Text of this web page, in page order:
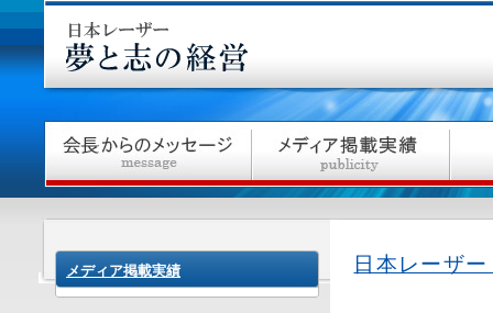
日本レーザ
メディア掲載実績